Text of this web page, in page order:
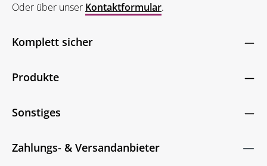
Oder über unser Kontaktformular.
Komplett sicher
Produkte
Sonstiges
Zahlungs- & Versandanbieter